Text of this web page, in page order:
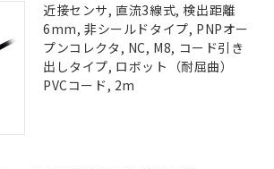
近接センサ, 直流3線式, 検出距離
6mm, 非シールドタイプ, PNPオー
プンコレクタ, NC, M8, コード引き
出しタイプ, ロボット（耐屈曲）
PVCコード, 2m